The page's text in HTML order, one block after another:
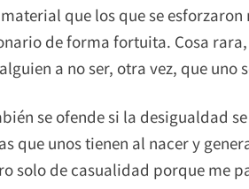
que los que se
de forma fortuita. Cosa rara,
a no ser, otra vez, que uno
se ofende si la desigualdad
que unos tienen al nacer y
solo de casualidad porque me